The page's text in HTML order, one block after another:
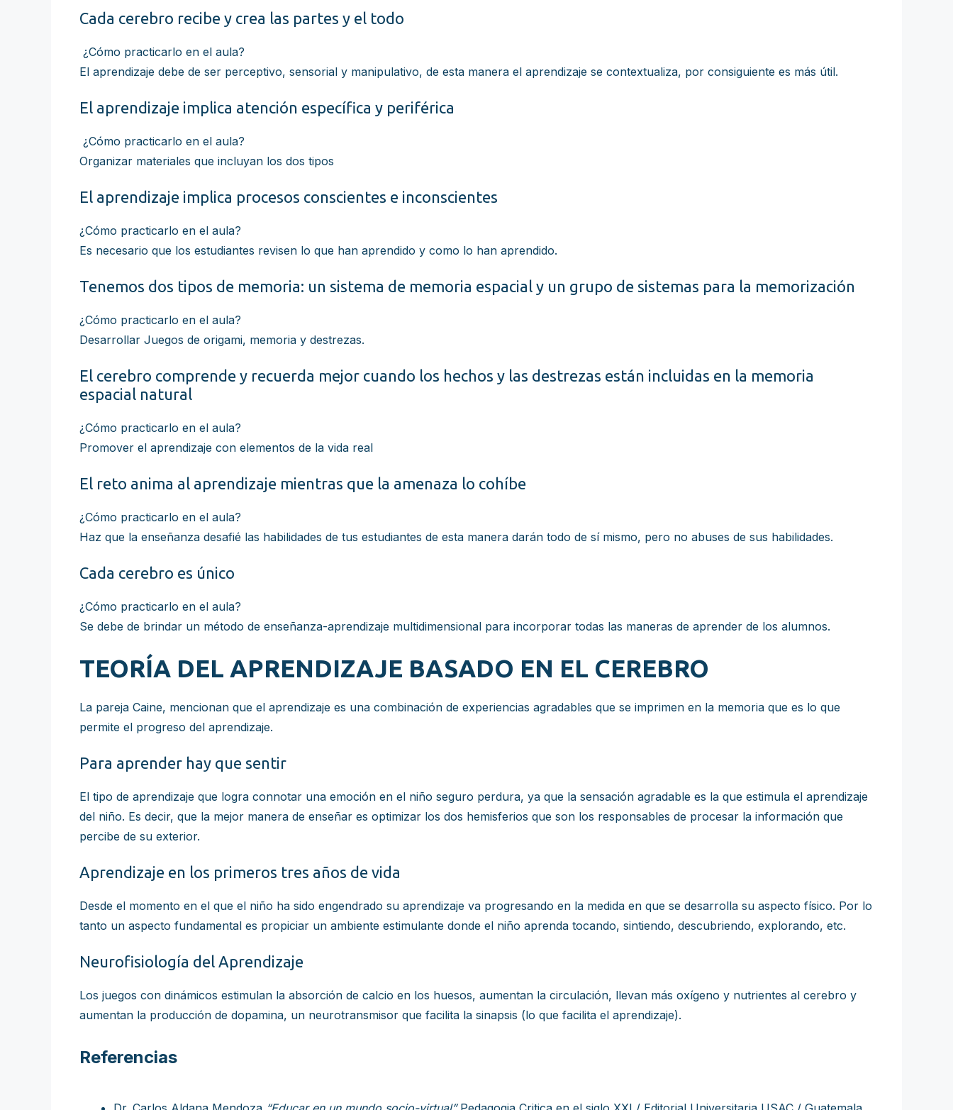
Cada cerebro recibe y crea las partes y el todo
¿Cómo practicarlo en el aula?
El aprendizaje debe de ser perceptivo, sensorial y manipulativo, de esta manera el aprendizaje se contextualiza, por consiguiente es más útil.
El aprendizaje implica atención específica y periférica
¿Cómo practicarlo en el aula?
Organizar materiales que incluyan los dos tipos
El aprendizaje implica procesos conscientes e inconscientes
¿Cómo practicarlo en el aula?
Es necesario que los estudiantes revisen lo que han aprendido y como lo han aprendido.
Tenemos dos tipos de memoria: un sistema de memoria espacial y un grupo de sistemas para la memorización
¿Cómo practicarlo en el aula?
Desarrollar Juegos de origami, memoria y destrezas.
El cerebro comprende y recuerda mejor cuando los hechos y las destrezas están incluidas en la memoria
espacial natural
¿Cómo practicarlo en el aula?
Promover el aprendizaje con elementos de la vida real
El reto anima al aprendizaje mientras que la amenaza lo cohíbe
¿Cómo practicarlo en el aula?
Haz que la enseñanza desafié las habilidades de tus estudiantes de esta manera darán todo de sí mismo, pero no abuses de sus habilidades.
Cada cerebro es único
¿Cómo practicarlo en el aula?
Se debe de brindar un método de enseñanza-aprendizaje multidimensional para incorporar todas las maneras de aprender de los alumnos.
TEORÍA DEL APRENDIZAJE BASADO EN EL CEREBRO
La pareja Caine, mencionan que el aprendizaje es una combinación de experiencias agradables que se imprimen en la memoria que es lo que
permite el progreso del aprendizaje.
Para aprender hay que sentir
El tipo de aprendizaje que logra connotar una emoción en el niño seguro perdura, ya que la sensación agradable es la que estimula el aprendizaje
del niño. Es decir, que la mejor manera de enseñar es optimizar los dos hemisferios que son los responsables de procesar la información que
percibe de su exterior.
Aprendizaje en los primeros tres años de vida
Desde el momento en el que el niño ha sido engendrado su aprendizaje va progresando en la medida en que se desarrolla su aspecto físico. Por lo
tanto un aspecto fundamental es propiciar un ambiente estimulante donde el niño aprenda tocando, sintiendo, descubriendo, explorando, etc.
Neurofisiología del Aprendizaje
Los juegos con dinámicos estimulan la absorción de calcio en los huesos, aumentan la circulación, llevan más oxígeno y nutrientes al cerebro y
aumentan la producción de dopamina, un neurotransmisor que facilita la sinapsis (lo que facilita el aprendizaje).
Referencias